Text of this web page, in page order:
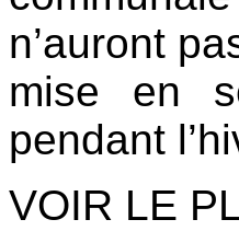
n’auront
mise en
pendant
VOIR LE